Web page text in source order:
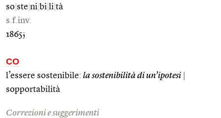
so ste ni bi li tà
s.f.inv.
1865;
CO
l’essere sostenibile: la sostenibilità di un’ipotesi
sopportabilità
Correzioni e suggerimenti